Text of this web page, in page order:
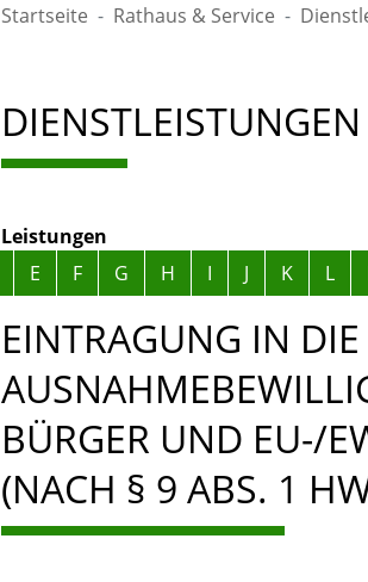
Startseite Rathaus & Service
DIENSTLEISTUNGEN
Leistungen
Alphabetisches Register überspringen
E F G H I J K L
EINTRAGUNG IN
BÜRGER UND EU-/
(NACH § 9 ABS. 1